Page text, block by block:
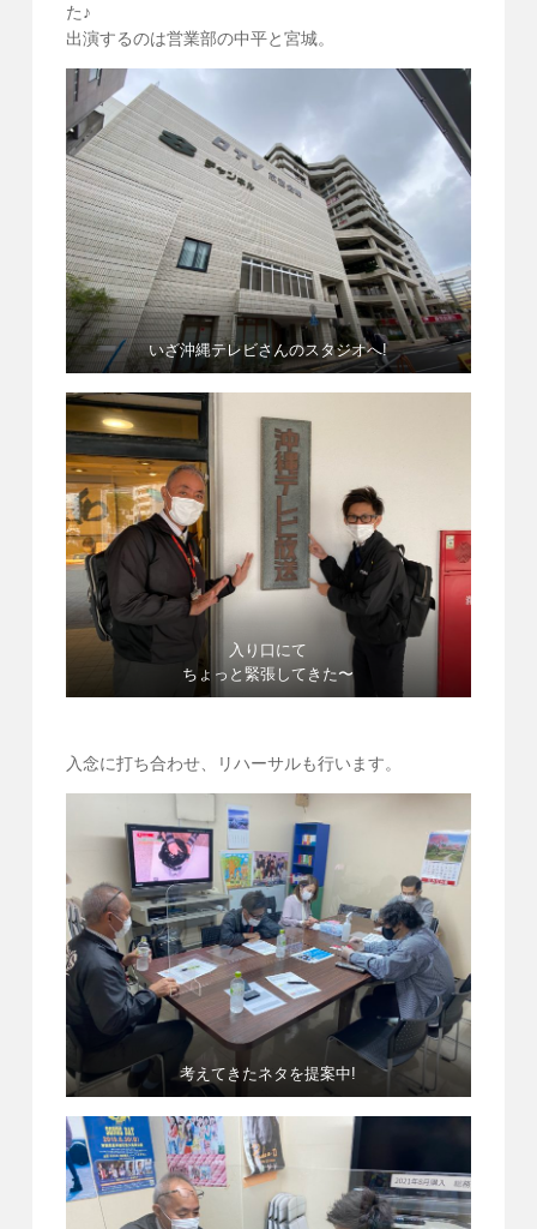
た♪
出演するのは営業部の中平と宮城。
いざ沖縄テレビさんのスタジオへ!
入り口にて
ちょっと緊張してきた〜
入念に打ち合わせ、リハーサルも行います。
考えてきたネタを提案中!